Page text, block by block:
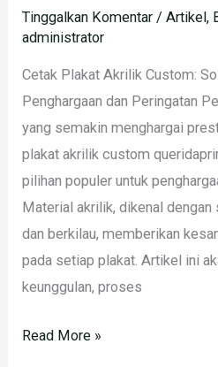
Tinggalkan Komentar /Artikel,
administrator
Cetak Plakat Akrilik Custom:
Penghargaan dan Peringatan
yang semakin menghargai
plakat akrilik custom
pilihan populer untuk
Material akrilik, dikenal dengan
dan berkilau, memberikan
pada setiap plakat. Artikel ini
keunggulan, proses
Read More »